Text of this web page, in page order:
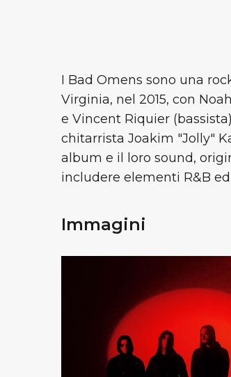
I Bad Omens sono una
Virginia, nel 2015, con
e Vincent Riquier
chitarrista Joakim "Jolly"
album e il loro sound,
includere elementi R&B ed
Immagini